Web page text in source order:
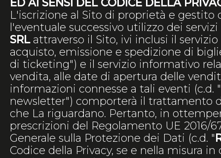
L'iscrizione al Sito di proprietà e gestito
l'eventuale successivo utilizzo dei
SRLattraverso il Sito, ivi inclusi il
acquisto, emissione e spedizione di
di ticketing") e il servizio informativo
vendita, alle date di apertura delle
informazioni connesse a tali eventi (c.d.
newsletter") comporterà il trattamento
che La riguardano. Pertanto, in
prescrizioni del Regolamento UE 2016/
Generale sulla Protezione dei Dati (c.d. "
Codice della Privacy, se e nella misura